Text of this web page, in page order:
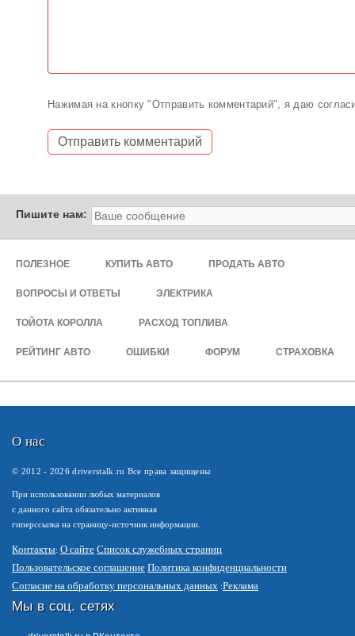
Нажимая на кнопку "Отправить комментарий", я даю
Пишите нам:
ПОЛЕЗНОЕ КУПИТЬ АВТО ПРОДАТЬ АВТО
ВОПРОСЫ И ОТВЕТЫ ЭЛЕКТРИКА
ТОЙОТА КОРОЛЛА РАСХОД ТОПЛИВА
РЕЙТИНГ АВТО ОШИБКИ ФОРУМ СТРАХОВКА
О нас
© 2012 - 2026driverstalk.ru Все права защищены
При использовании любых материалов
с данного сайта обязательно активная
гиперссылка на страницу-источник информации.
Контакты О сайте Список служебных страниц
Пользовательское соглашение Политика конфиденциальности
Согласие на обработку персональных данных Реклама
Мы в соц. сетях